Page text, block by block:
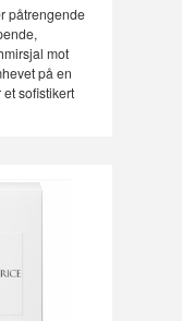
påtrengende
mot
på en
sofistikert